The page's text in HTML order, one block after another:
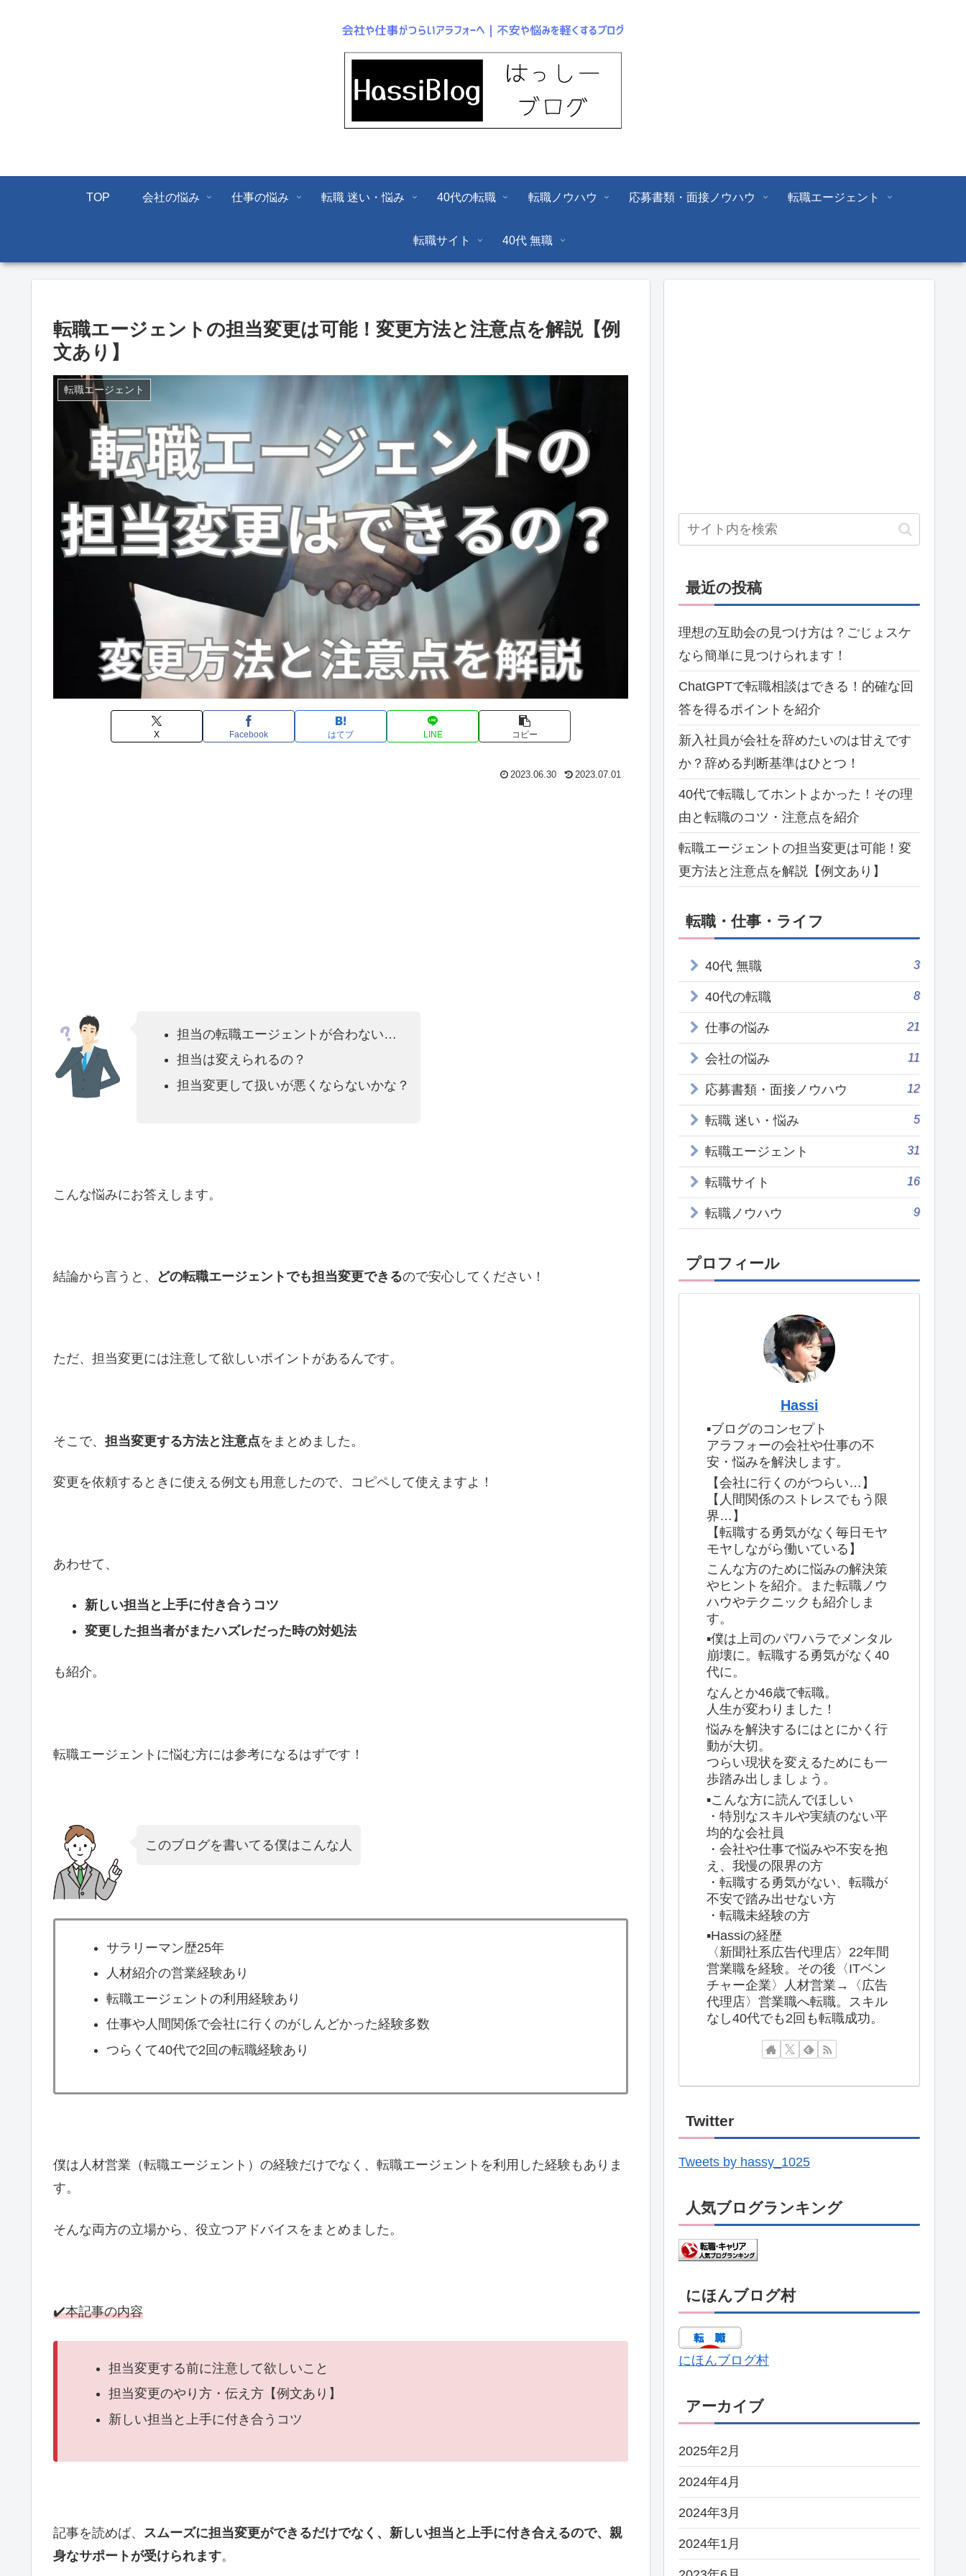
TOP 会社の悩み 仕事の悩み 転職 迷い・悩み 40代の転職 転職ノウハウ 応募書類・面接ノウハウ 転職エージェント
転職サイト 40代 無職
転職エージェントの担当変更は可能！変更方法と注意点を解説【例
文あり】
転職エージェント
X Facebook はてブ LINE コピー
2023.06.30 2023.07.01
担当の転職エージェントが合わない…
担当は変えられるの？
担当変更して扱いが悪くならないかな？
こんな悩みにお答えします。
結論から言うと、 どの転職エージェントでも担当変更できるので安心してください！
ただ、担当変更には注意して欲しいポイントがあるんです。
そこで、 担当変更する方法と注意点をまとめました。
変更を依頼するときに使える例文も用意したので、コピペして使えますよ！
あわせて、
新しい担当と上手に付き合うコツ
変更した担当者がまたハズレだった時の対処法
も紹介。
転職エージェントに悩む方には参考になるはずです！
このブログを書いてる僕はこんな人
サラリーマン歴25年
人材紹介の営業経験あり
転職エージェントの利用経験あり
仕事や人間関係で会社に行くのがしんどかった経験多数
つらくて40代で2回の転職経験あり
僕は人材営業（転職エージェント）の経験だけでなく、転職エージェントを利用した経験もありま
す。
そんな両方の立場から、役立つアドバイスをまとめました。
✔️本記事の内容
担当変更する前に注意して欲しいこと
担当変更のやり方・伝え方【例文あり】
新しい担当と上手に付き合うコツ
記事を読めば、 スムーズに担当変更ができるだけでなく、新しい担当と上手に付き合えるので、親
身なサポートが受けられます。
最近の投稿
理想の互助会の見つけ方は？ごじょスケ
なら簡単に見つけられます！
ChatGPTで転職相談はできる！的確な回
答を得るポイントを紹介
新入社員が会社を辞めたいのは甘えです
か？辞める判断基準はひとつ！
40代で転職してホントよかった！その理
由と転職のコツ・注意点を紹介
転職エージェントの担当変更は可能！変
更方法と注意点を解説【例文あり】
転職・仕事・ライフ
40代 無職 3
40代の転職 8
仕事の悩み 21
会社の悩み 11
応募書類・面接ノウハウ 12
転職 迷い・悩み 5
転職エージェント 31
転職サイト 16
転職ノウハウ 9
プロフィール
Hassi
▪️ブログのコンセプト
アラフォーの会社や仕事の不
安・悩みを解決します。
【会社に行くのがつらい…】
【人間関係のストレスでもう限
界…】
【転職する勇気がなく毎日モヤ
モヤしながら働いている】
こんな方のために悩みの解決策
やヒントを紹介。また転職ノウ
ハウやテクニックも紹介しま
す。
▪️僕は上司のパワハラでメンタル
崩壊に。転職する勇気がなく40
代に。
なんとか46歳で転職。
人生が変わりました！
悩みを解決するにはとにかく行
動が大切。
つらい現状を変えるためにも一
歩踏み出しましょう。
▪️こんな方に読んでほしい
・特別なスキルや実績のない平
均的な会社員
・会社や仕事で悩みや不安を抱
え、我慢の限界の方
・転職する勇気がない、転職が
不安で踏み出せない方
・転職未経験の方
▪️Hassiの経歴
〈新聞社系広告代理店〉22年間
営業職を経験。その後〈ITベン
チャー企業〉人材営業→〈広告
代理店〉営業職へ転職。スキル
なし40代でも2回も転職成功。
Twitter
Tweets by hassy_1025
人気ブログランキング
にほんブログ村
にほんブログ村
アーカイブ
2025年2月
2024年4月
2024年3月
2024年1月